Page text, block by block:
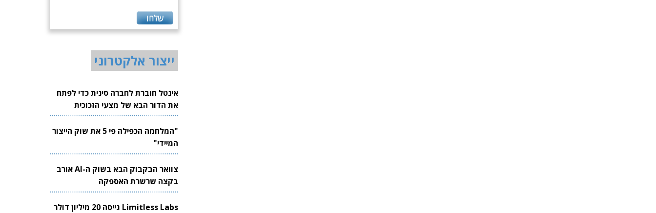
ייצור אלקטרוני
אינטל חוברת לחברה סינית כדי לפתח
את הדור הבא של מצעי הזכוכית
לשבבים
"המלחמה הכפילה פי 5 את שוק הייצור
המיידי"
צוואר הבקבוק הבא בשוק ה-AI אורב
בקצה שרשרת האספקה
Limitless Labs גייסה 20 מיליון דולר